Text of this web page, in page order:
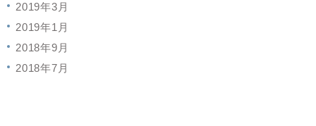
2019年3月
2019年1月
2018年9月
2018年7月